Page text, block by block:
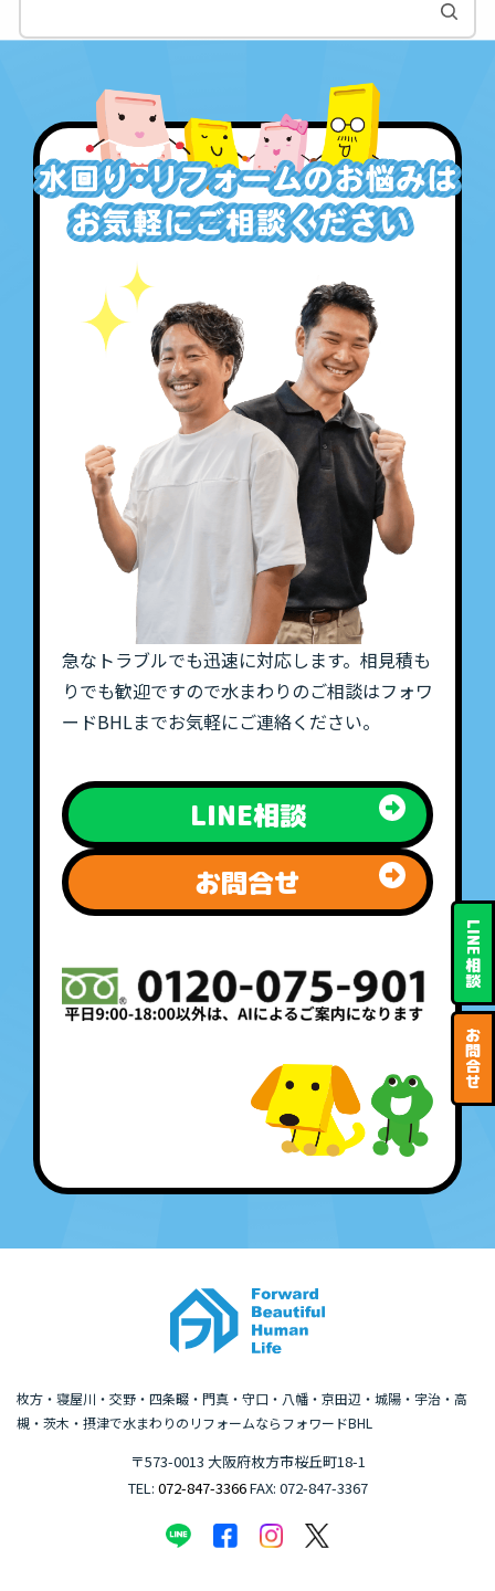
LINE
相
談
お
問
合
せ
急なトラブルでも迅速に対応します。相見積も
りでも歓迎ですので水まわりのご相談はフォワ
ードBHLまでお気軽にご連絡ください。
LINE相談
お問合せ
枚方・寝屋川・交野・四条畷・門真・守口・八幡・京田辺・城陽・宇治・高
槻・茨木・摂津で水まわりのリフォームならフォワードBHL
〒573-0013 大阪府枚方市桜丘町18-1
TEL: 072-847-3366FAX: 072-847-3367